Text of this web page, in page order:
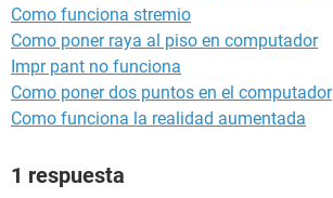
Como funciona stremio
Como poner raya al piso en computador
Impr pant no funciona
Como poner dos puntos en el computador
Como funciona la realidad aumentada
1 respuesta